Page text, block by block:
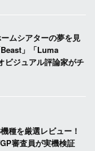
ムシアターの夢を見
」「Luma
ビジュアル評論家がチ
種を厳選レビュー！
審査員が実機検証